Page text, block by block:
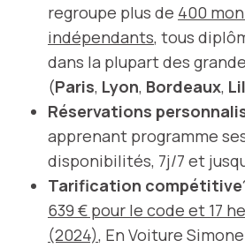
regroupe plus de 400
indépendants, tous
dans la plupart des
(Paris, Lyon, Bordeaux,
Réservations
apprenant programme
disponibilités, 7j/7 et
Tarification compétitive
639 € pour le code et 17
(2024), En Voiture